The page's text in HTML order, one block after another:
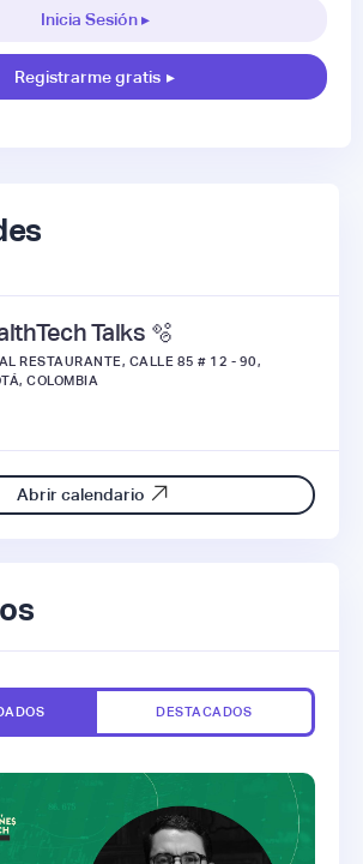
Inicia Sesión ▸
Registrarme gratis ▸
Talks 🫧
RESTAURANTE, CALLE 85 # 12 - 90,
COLOMBIA
Abrir calendario
DESTACADOS